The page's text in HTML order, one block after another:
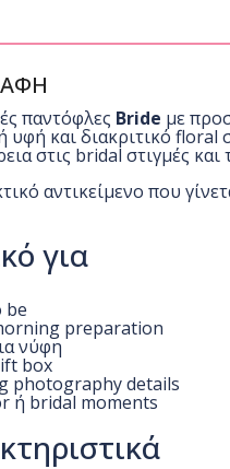
παντόφλες Bride με
υφή και διακριτικό floral
στις bridal στιγμές
αντικείμενο που
για
be
preparation
νύφη
box
photography details
ή bridal moments